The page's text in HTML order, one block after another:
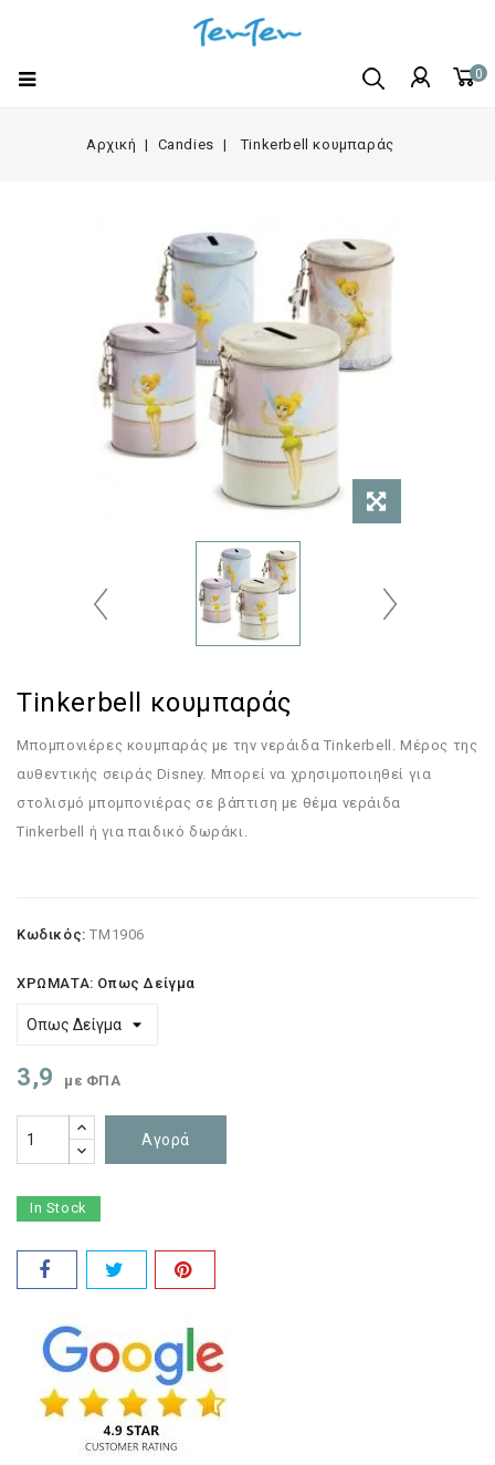
0
Αρχική Candies Tinkerbell κουμπαράς
Tinkerbell κουμπαράς
Μπομπονιέρες κουμπαράς με την νεράιδα Tinkerbell. Μέρος της
αυθεντικής σειράς Disney. Μπορεί να χρησιμοποιηθεί για
στολισμό μπομπονιέρας σε βάπτιση με θέμα νεράιδα
Tinkerbell ή για παιδικό δωράκι.
Κωδικός: ΤΜ1906
ΧΡΩΜΑΤΑ: Οπως Δείγμα
3,9 με ΦΠΑ
Αγορά
In Stock